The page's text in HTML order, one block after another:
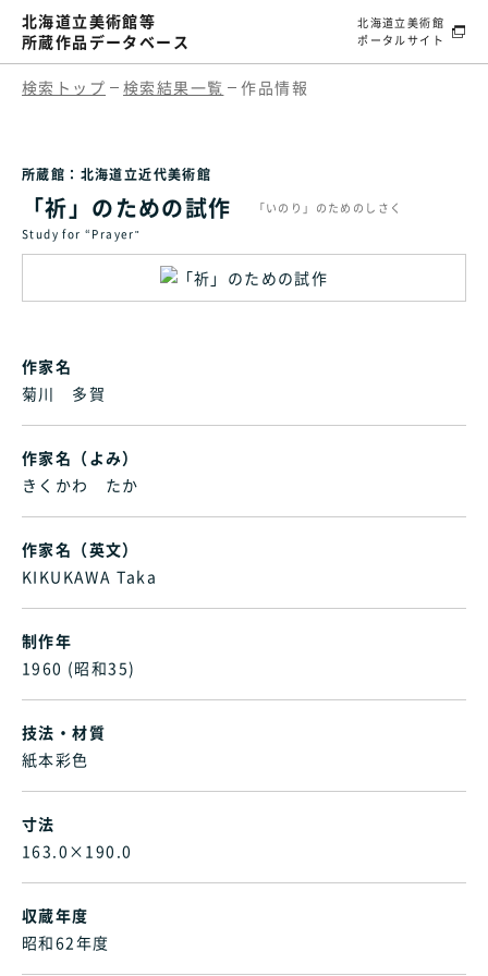
北海道立美術館等
所蔵作品データベース
北海道立美術館
ポータルサイト
検索トップ 検索結果一覧 作品情報
所蔵館：北海道立近代美術館
「祈」のための試作
「いのり」のためのしさく
Study for “Prayer"
作家名
菊川 多賀
作家名（よみ）
きくかわ たか
作家名（英文）
KIKUKAWA Taka
制作年
1960 (昭和35)
技法・材質
紙本彩色
寸法
163.0×190.0
収蔵年度
昭和62年度